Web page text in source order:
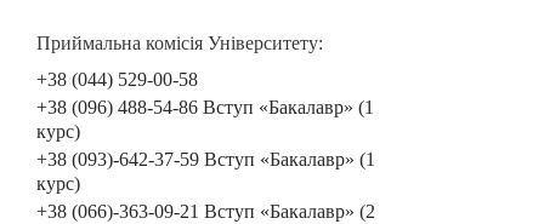
Приймальна комісія Університету:
+38 (044) 529-00-58
+38 (096) 488-54-86 Вступ «Бакалавр» (1
курс)
+38 (093)-642-37-59 Вступ «Бакалавр» (1
курс)
+38 (066)-363-09-21 Вступ «Бакалавр» (2